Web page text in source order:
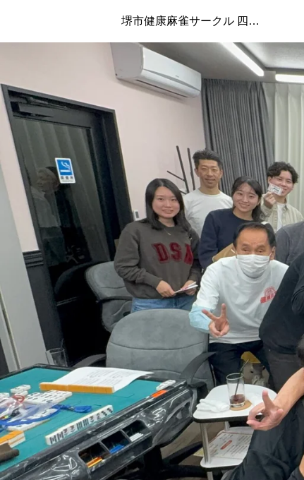
堺市健康麻雀サークル 四兄弟について